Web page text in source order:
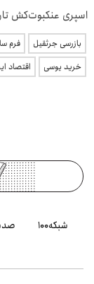
اسپری عنکبوت‌‌کش
بازرسی جرثقیل فرم
خرید یوسی
اقتصاد
شبکه۱۰۰